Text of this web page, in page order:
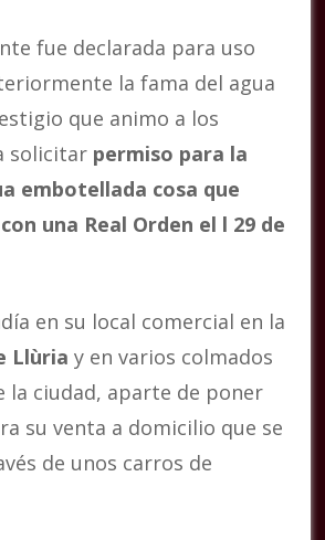
fue declarada para uso
la fama del agua
que animo a los
solicitar permiso para la
embotellada cosa que
una Real Orden el l 29 de
en su local comercial en la
Llùria y en varios colmados
la ciudad, aparte de poner
su venta a domicilio que se
de unos carros de